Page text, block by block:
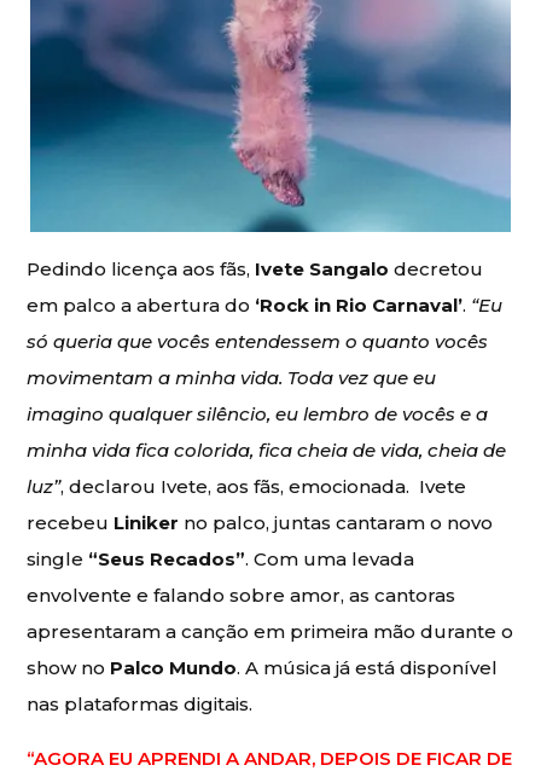
Pedindo licença aos fãs, Ivete Sangalo decretou
em palco a abertura do ‘Rock in Rio Carnaval’. “Eu
só queria que vocês entendessem o quanto vocês
movimentam a minha vida. Toda vez que eu
imagino qualquer silêncio, eu lembro de vocês e a
minha vida fica colorida, fica cheia de vida, cheia de
luz”, declarou Ivete, aos fãs, emocionada. Ivete
recebeu Liniker no palco, juntas cantaram o novo
single “Seus Recados”. Com uma levada
envolvente e falando sobre amor, as cantoras
apresentaram a canção em primeira mão durante o
show no Palco Mundo. A música já está disponível
nas plataformas digitais.
“AGORA EU APRENDI A ANDAR, DEPOIS DE FICAR DE